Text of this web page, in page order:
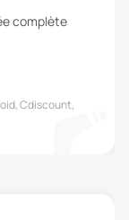
complète
Cdiscount,